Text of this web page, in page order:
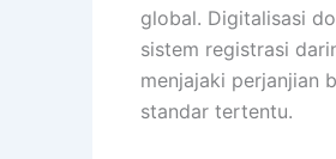
global. Digitalisasi
sistem registrasi
menjajaki perjanjian
standar tertentu.